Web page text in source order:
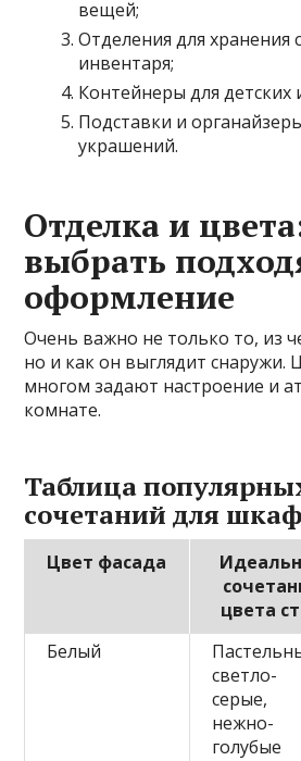
вещей;
Отделения для хранения
инвентаря;
Контейнеры для детских
Подставки и
украшений.
Отделка и
выбрать
оформление
Очень важно не только то, из
но и как он выглядит снаружи.
многом задают настроение и
комнате.
Таблица
сочетаний для
Цвет фасада
цвета
Белый
светло-
серые,
нежно-
голубые